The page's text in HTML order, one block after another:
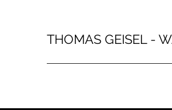
THOMAS GEISEL -